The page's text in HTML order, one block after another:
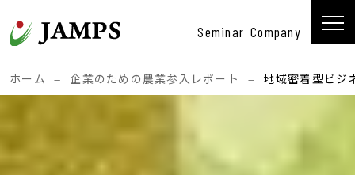
メインナビゲーション
Seminar Company
ホーム — 企業のための農業参入レポート — 地域密着型ビジ